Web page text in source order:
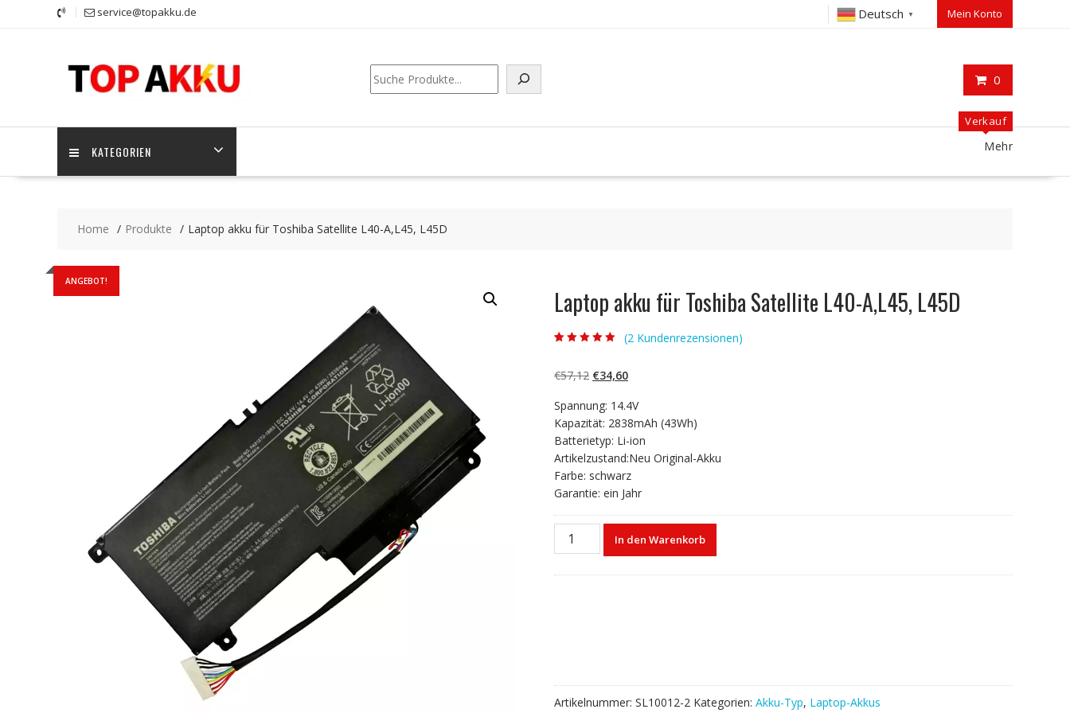
service@topakku.de Deutsch ▼ Mein Konto
0
Suchen
KATEGORIEN
Verkauf
Mehr
Home Produkte Laptop akku für Toshiba Satellite L40-A,L45, L45D
ANGEBOT!
Laptop akku für Toshiba Satellite L40-A,L45, L45D
basierend auf
Kundenbewert
(2 Kundenrezensionen)
€57,12 Ursprünglicher
war:
€57,12
€34,60Aktueller
ist:
€34,60.
Spannung: 14.4V
Kapazität: 2838mAh (43Wh)
Batterietyp: Li-ion
Artikelzustand:Neu Original-Akku
Farbe: schwarz
Garantie: ein Jahr
Laptop
akku
In den Warenkorb
Artikelnummer: SL10012-2 Kategorien: Akku-Typ, Laptop-Akkus